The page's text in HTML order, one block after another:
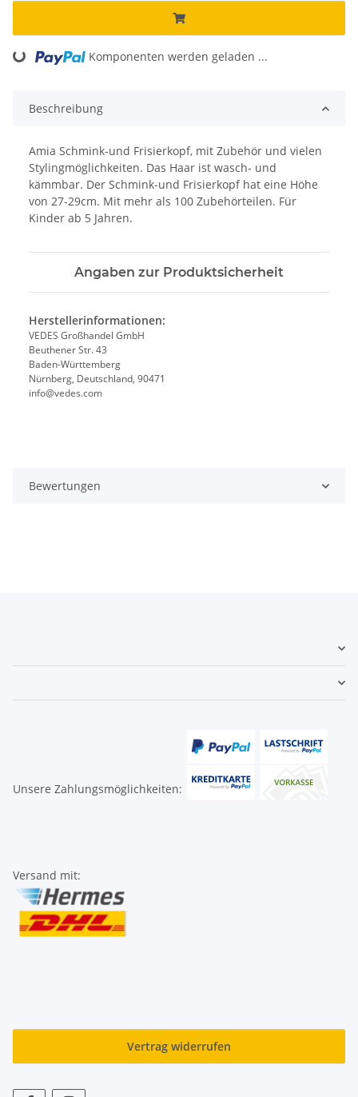
Komponenten werden geladen ...
Beschreibung
Amia Schmink-und Frisierkopf, mit Zubehör und vielen
Stylingmöglichkeiten. Das Haar ist wasch- und
kämmbar. Der Schmink-und Frisierkopf hat eine Höhe
von 27-29cm. Mit mehr als 100 Zubehörteilen. Für
Kinder ab 5 Jahren.
Angaben zur Produktsicherheit
Herstellerinformationen:
VEDES Großhandel GmbH
Beuthener Str. 43
Baden-Württemberg
Nürnberg, Deutschland, 90471
info@vedes.com
Bewertungen
Unsere Zahlungsmöglichkeiten:
Versand mit:
Vertrag widerrufen